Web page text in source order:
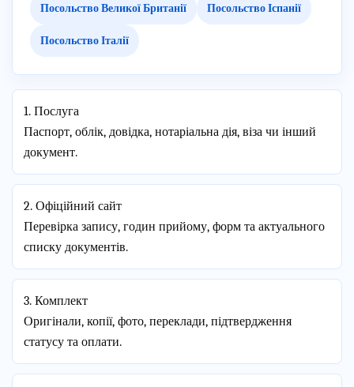
Посольство Великої Британії Посольство Іспанії
Посольство Італії
1. Послуга
Паспорт, облік, довідка, нотаріальна дія, віза чи інший
документ.
2. Офіційний сайт
Перевірка запису, годин прийому, форм та актуального
списку документів.
3. Комплект
Оригінали, копії, фото, переклади, підтвердження
статусу та оплати.